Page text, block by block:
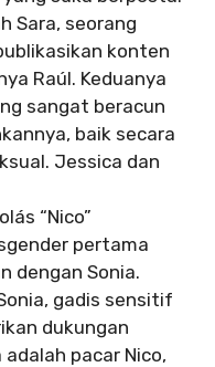
Sara, seorang
konten
Raúl. Keduanya
sangat beracun
baik secara
Jessica dan
“Nico”
pertama
dengan Sonia.
gadis sensitif
dukungan
pacar Nico,